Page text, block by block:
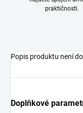
praktičnosti.
Popis produktu není
Doplňkové